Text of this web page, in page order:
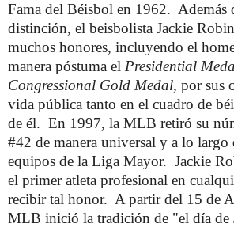
Fama del Béisbol en 1962. Además
distinción, el beisbolista Jackie
muchos honores, incluyendo el
manera póstuma el Presidential
Congressional Gold Medal, por sus
vida pública tanto en el cuadro de
de él. En 1997, la MLB retiró su
#42 de manera universal y a lo largo
equipos de la Liga Mayor. Jackie
el primer atleta profesional en
recibir tal honor. A partir del 15 de
MLB inició la tradición de "el día de